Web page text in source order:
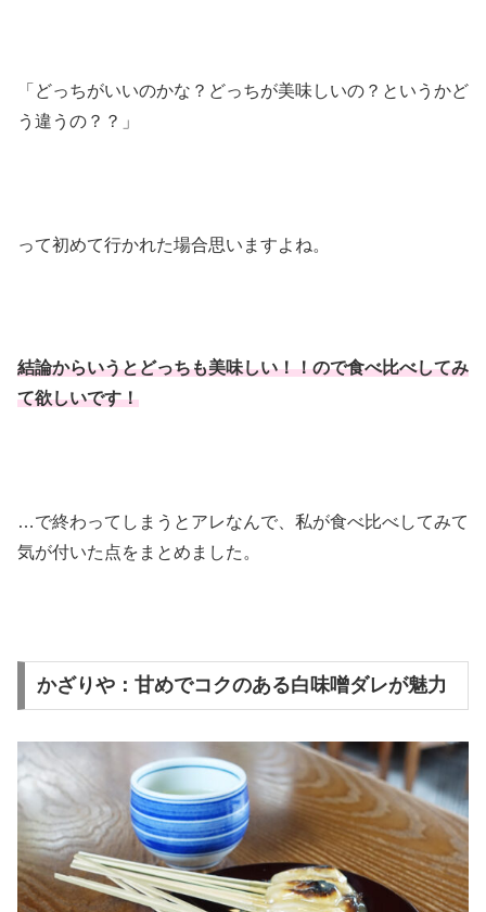
「どっちがいいのかな？どっちが美味しいの？というかど
う違うの？？」
って初めて行かれた場合思いますよね。
結論からいうとどっちも美味しい！！ので食べ比べしてみ
て欲しいです！
…で終わってしまうとアレなんで、私が食べ比べしてみて
気が付いた点をまとめました。
かざりや：甘めでコクのある白味噌ダレが魅力